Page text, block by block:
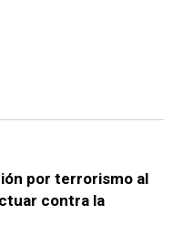
por terrorismo al
contra la